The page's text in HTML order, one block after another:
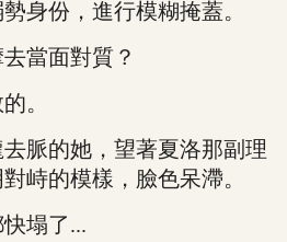
身份，進行模糊掩蓋。
當面對質？
。
的她，望著夏洛那副理
峙的模樣，臉色呆滯。
塌了...